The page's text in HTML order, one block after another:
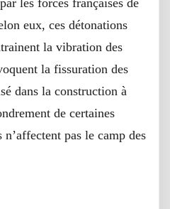
eux, ces détonations
la vibration des
la fissuration des
dans la construction à
de certaines
pas le camp des